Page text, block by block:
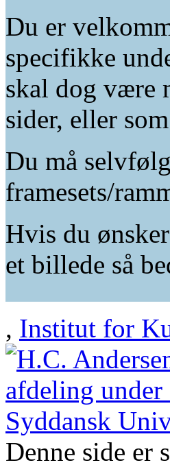
Du er
specifikke
skal dog være
sider, eller
Du må
framesets/
Hvis du
et billede så
, Institut for
Denne side er